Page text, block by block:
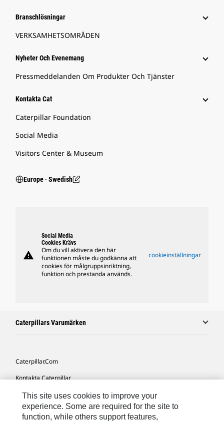
Branschlösningar
VERKSAMHETSOMRÅDEN
Nyheter Och Evenemang
Pressmeddelanden Om Produkter Och Tjänster
Kontakta Cat
Caterpillar Foundation
Social Media
Visitors Center & Museum
Europe ‧ Swedish
warning
Social Media
Cookies Krävs
Om du vill aktivera den här
funktionen måste du godkänna att
cookies för målgruppsinriktning,
funktion och prestanda används.
cookieinställningar
Caterpillars Varumärken
Caterpillar.com
Kontakta Caterpillar
Mina Marknadsföringspreferenser
Platskarta
This site uses cookies to improve your
experience. Some are required for the site to
function, while others support features,